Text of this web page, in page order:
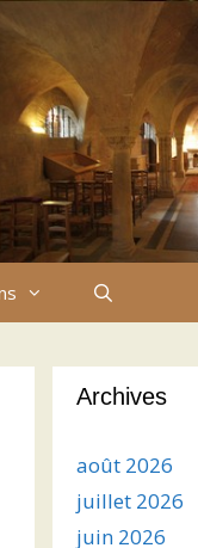
Archives
août 2026
juillet 2026
juin 2026